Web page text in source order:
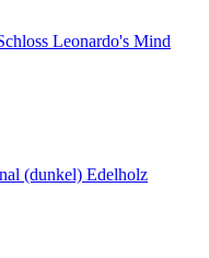
Leonardo's Mind
Edelholz